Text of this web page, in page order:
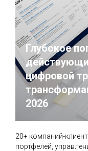
Глубокое
цифровой
2026
20+ компаний-
портфелей,